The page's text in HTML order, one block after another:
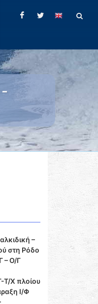
–
στη Ρόδο
– Ο/Γ
Τ/Χ πλοίου
Ι/Φ